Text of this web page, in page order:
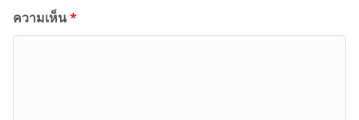
ความเห็น*